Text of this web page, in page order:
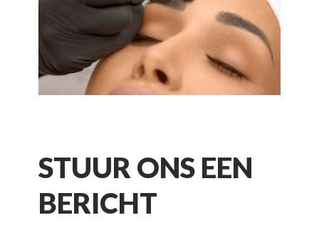
STUUR ONS EEN
BERICHT